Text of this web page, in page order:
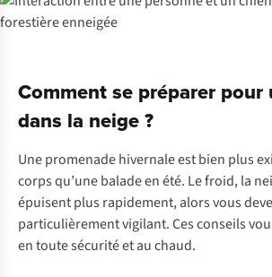
Comment se préparer pour
dans la neige ?
Une promenade hivernale est bien plus
corps qu’une balade en été. Le froid, la
épuisent plus rapidement, alors vous
particulièrement vigilant. Ces conseils
en toute sécurité et au chaud.